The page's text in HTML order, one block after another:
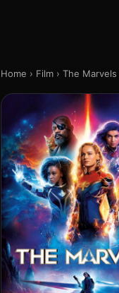
Home › Film › The Marvels